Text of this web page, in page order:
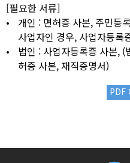
[필요한 서류]
•
개인 : 면허증 사본, 주민등
사업자인 경우, 사업자등록
•
법인 : 사업자등록증 사본,
허증 사본, 재직증명서)
PDF